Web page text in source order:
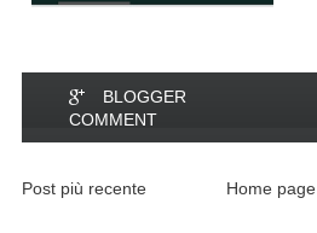
BLOGGER
COMMENT
Post più recente Home page